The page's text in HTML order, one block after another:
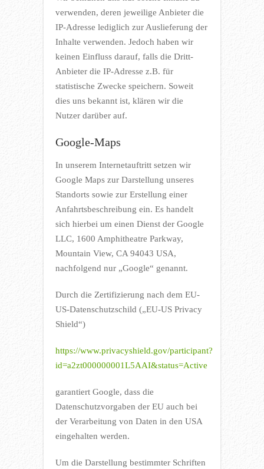
verwenden, deren jeweilige Anbieter die
IP-Adresse lediglich zur Auslieferung der
Inhalte verwenden. Jedoch haben wir
keinen Einfluss darauf, falls die Dritt-
Anbieter die IP-Adresse z.B. für
statistische Zwecke speichern. Soweit
dies uns bekannt ist, klären wir die
Nutzer darüber auf.
Google-Maps
In unserem Internetauftritt setzen wir
Google Maps zur Darstellung unseres
Standorts sowie zur Erstellung einer
Anfahrtsbeschreibung ein. Es handelt
sich hierbei um einen Dienst der Google
LLC, 1600 Amphitheatre Parkway,
Mountain View, CA 94043 USA,
nachfolgend nur „Google“ genannt.
Durch die Zertifizierung nach dem EU-
US-Datenschutzschild („EU-US Privacy
Shield“)
https://www.privacyshield.gov/participant?
id=a2zt000000001L5AAI&status=Active
garantiert Google, dass die
Datenschutzvorgaben der EU auch bei
der Verarbeitung von Daten in den USA
eingehalten werden.
Um die Darstellung bestimmter Schriften